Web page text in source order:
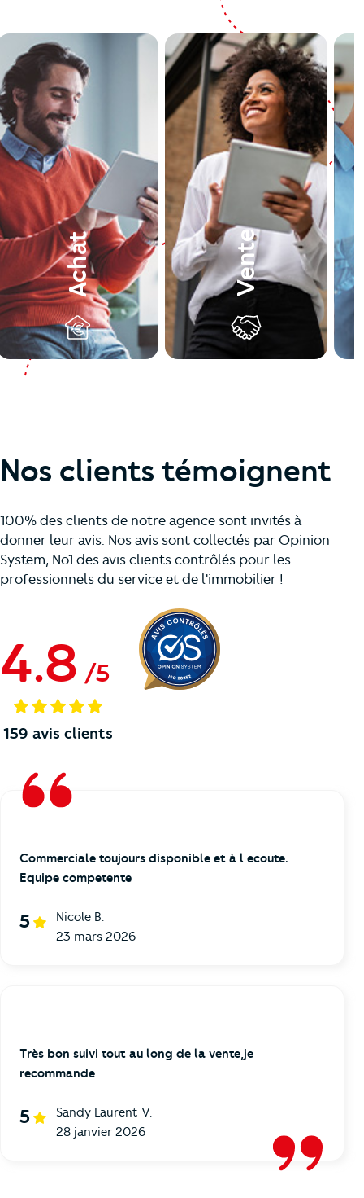
Achat Vente
Nos clients témoignent
100% des clients de notre agence sont invités à
donner leur avis. Nos avis sont collectés par Opinion
System, No1 des avis clients contrôlés pour les
professionnels du service et de l'immobilier !
4.8 /5
159 avis clients
Commerciale toujours disponible et à l ecoute.
Equipe competente
5
Nicole B.
23 mars 2026
Très bon suivi tout au long de la vente,je
recommande
5
Sandy Laurent V.
28 janvier 2026